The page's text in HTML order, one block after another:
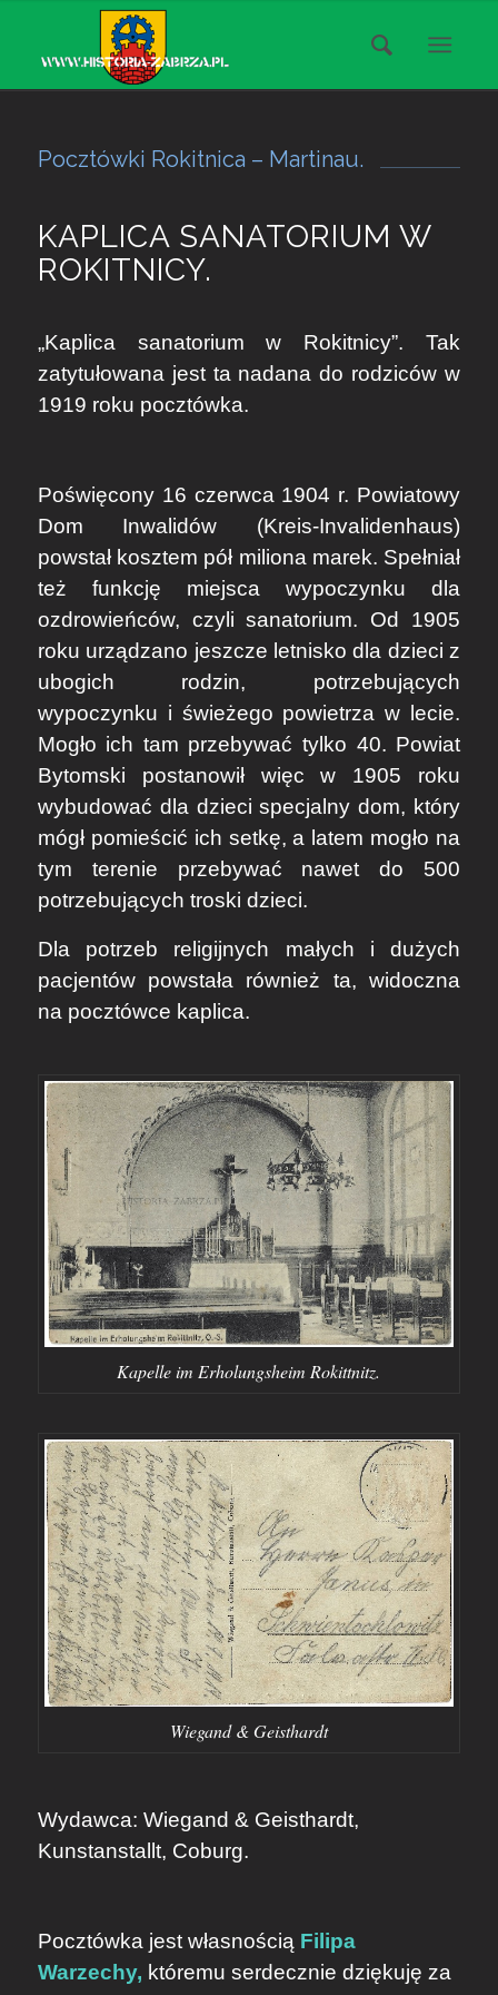
Pocztówki Rokitnica – Martinau.
KAPLICA SANATORIUM W
ROKITNICY.
„Kaplica sanatorium w Rokitnicy”. Tak
zatytułowana jest ta nadana do rodziców w
1919 roku pocztówka.
Poświęcony 16 czerwca 1904 r. Powiatowy
Dom Inwalidów (Kreis-Invalidenhaus)
powstał kosztem pół miliona marek. Spełniał
też funkcję miejsca wypoczynku dla
ozdrowieńców, czyli sanatorium. Od 1905
roku urządzano jeszcze letnisko dla dzieci z
ubogich rodzin, potrzebujących
wypoczynku i świeżego powietrza w lecie.
Mogło ich tam przebywać tylko 40. Powiat
Bytomski postanowił więc w 1905 roku
wybudować dla dzieci specjalny dom, który
mógł pomieścić ich setkę, a latem mogło na
tym terenie przebywać nawet do 500
potrzebujących troski dzieci.
Dla potrzeb religijnych małych i dużych
pacjentów powstała również ta, widoczna
na pocztówce kaplica.
Kapelle im Erholungsheim Rokittnitz.
Wiegand & Geisthardt
Wydawca: Wiegand & Geisthardt,
Kunstanstallt, Coburg.
Pocztówka jest własnością Filipa
Warzechy, któremu serdecznie dziękuję za